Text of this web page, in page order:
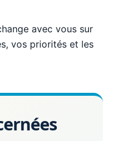
avec vous sur
vos priorités et les